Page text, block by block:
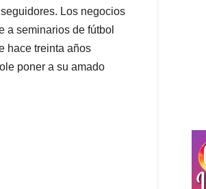
Los negocios
a seminarios de fútbol
hace treinta años
poner a su amado